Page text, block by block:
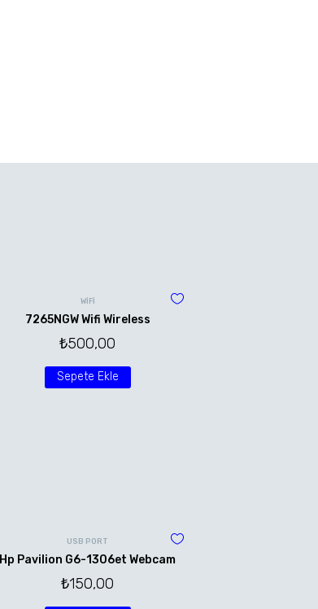
WİFİ
7265NGW Wifi Wireless
₺500,00
Sepete Ekle
USB PORT
Hp Pavilion G6-1306et Webcam
₺150,00